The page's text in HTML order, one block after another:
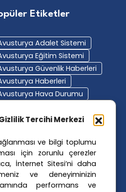
Tercihi Merkezi
ve bilgi toplumu
için zorunlu çerezler
İnternet Sitesi’ni daha
ve deneyiminizin
performans ve
Etiketler
Adalet Sistemi
Eğitim Sistemi
Güvenlik Haberleri
Haberleri
Hava Durumu
Polisi
Polis Soruşturması
Sağlık Sistemi
Avusturya Siyaseti
Suç Haberleri